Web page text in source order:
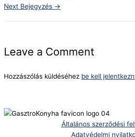
Next Bejegyzés →
Leave a Comment
Hozzászólás küldéséhez be kell
Általános szerződési
Adatvédelmi